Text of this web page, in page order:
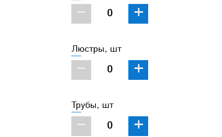
− +
Люстры, шт
− +
Трубы, шт
− +